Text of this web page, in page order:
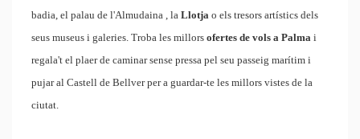
badia, el palau de l'Almudaina , la Llotja o els tresors artístics dels
seus museus i galeries. Troba les millors ofertes de vols a Palma i
regala't el plaer de caminar sense pressa pel seu passeig marítim i
pujar al Castell de Bellver per a guardar-te les millors vistes de la
ciutat.